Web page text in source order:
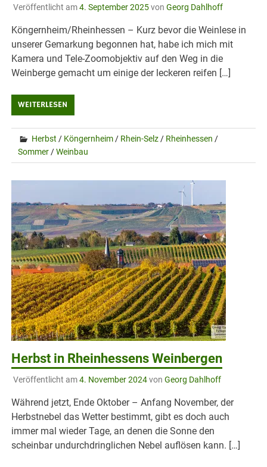
Veröffentlicht am4. September 2025von Georg Dahlhoff
Köngernheim/Rheinhessen – Kurz bevor die Weinlese in
unserer Gemarkung begonnen hat, habe ich mich mit
Kamera und Tele-Zoomobjektiv auf den Weg in die
Weinberge gemacht um einige der leckeren reifen […]
WEITERLESEN
Herbst / Köngernheim/ Rhein-Selz/ Rheinhessen /
Sommer/Weinbau
Herbst in Rheinhessens Weinbergen
Veröffentlicht am4. November 2024von Georg Dahlhoff
Während jetzt, Ende Oktober – Anfang November, der
Herbstnebel das Wetter bestimmt, gibt es doch auch
immer mal wieder Tage, an denen die Sonne den
scheinbar undurchdringlichen Nebel auflösen kann. […]